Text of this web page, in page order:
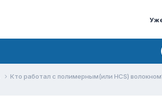
Кто работал с полимерным(или HCS)